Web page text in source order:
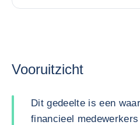
Vooruitzicht
Dit gedeelte is een
financieel